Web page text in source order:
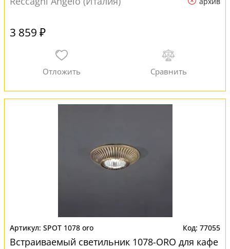
3 859 ₽
SPOT 1078 oro 77055
Встраиваемый светильник 1078-ORO для кафе